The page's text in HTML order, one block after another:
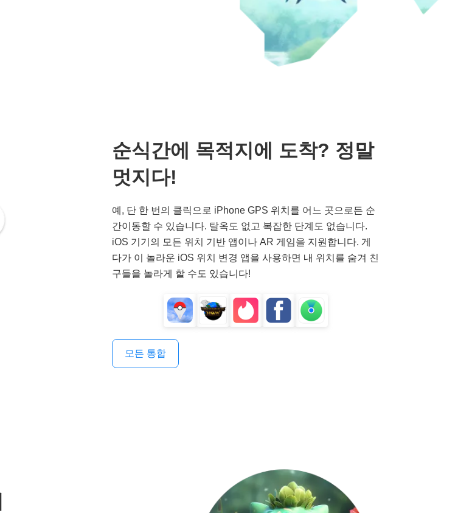
순식간에 목적지에 도착? 정말
멋지다!
예, 단 한 번의 클릭으로 iPhone GPS 위치를 어느 곳으로든 순
간이동할 수 있습니다. 탈옥도 없고 복잡한 단계도 없습니다.
iOS 기기의 모든 위치 기반 앱이나 AR 게임을 지원합니다. 게
다가 이 놀라운 iOS 위치 변경 앱을 사용하면 내 위치를 숨겨 친
구들을 놀라게 할 수도 있습니다!
모든 통합